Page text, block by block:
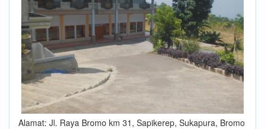
Alamat: Jl. Raya Bromo km 31, Sapikerep, Sukapura, Bromo